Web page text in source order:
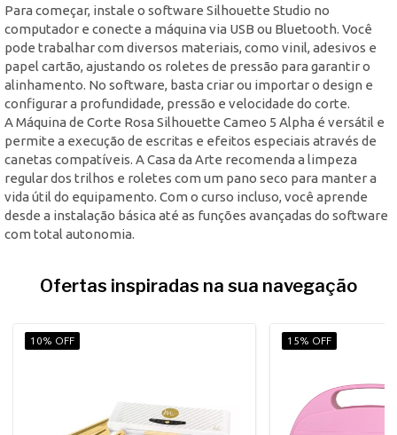
Para começar, instale o software Silhouette Studio no
computador e conecte a máquina via USB ou Bluetooth. Você
pode trabalhar com diversos materiais, como vinil, adesivos e
papel cartão, ajustando os roletes de pressão para garantir o
alinhamento. No software, basta criar ou importar o design e
configurar a profundidade, pressão e velocidade do corte.
A Máquina de Corte Rosa Silhouette Cameo 5 Alpha é versátil e
permite a execução de escritas e efeitos especiais através de
canetas compatíveis. A Casa da Arte recomenda a limpeza
regular dos trilhos e roletes com um pano seco para manter a
vida útil do equipamento. Com o curso incluso, você aprende
desde a instalação básica até as funções avançadas do software
com total autonomia.
Ofertas inspiradas na sua navegação
10% OFF 15% OFF